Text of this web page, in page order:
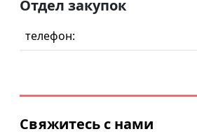
Отдел закупок
телефон:
Свяжитесь с нами